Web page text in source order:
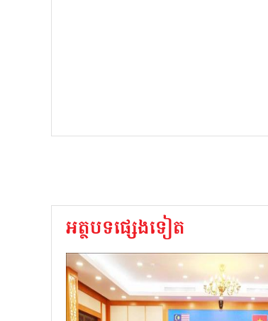
អត្ថបទផ្សេងទៀត